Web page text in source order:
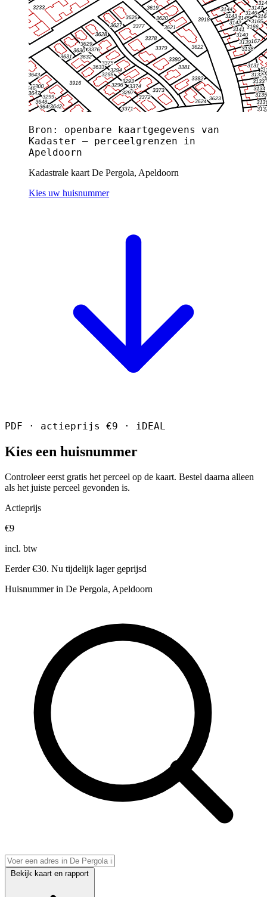
Bron: openbare kaartgegevens van
Kadaster — perceelgrenzen in
Apeldoorn
Kadastrale kaart De Pergola, Apeldoorn
Kies uw huisnummer
PDF · actieprijs €9 · iDEAL
Kies een huisnummer
Controleer eerst gratis het perceel op de kaart. Bestel daarna alleen
als het juiste perceel gevonden is.
Actieprijs
€9
incl. btw
Eerder €30. Nu tijdelijk lager geprijsd
Huisnummer in De Pergola, Apeldoorn
Bekijk kaart en rapport